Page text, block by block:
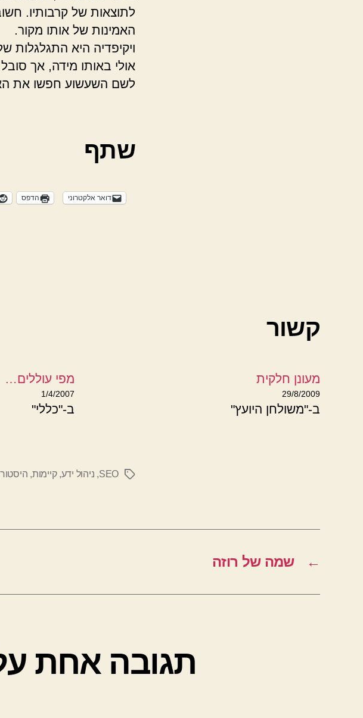
לתוצאות של קרבותיו.
האמינות של אותו מקור.
ויקיפדיה היא התגלגלות
אולי באותו מידה, אך
לשם השעשוע חפשו את
שתף
דואר אלקטרוני הדפס
קשור
מעונן חלקית
29/8/2009
ב-"משולחן היועץ"
מפי עוללים…
1/4/2007
ב-"כללי"
תגיותSEO
, ניהול ידע,קיימות,
← שמה של רוזה
תגובה אחת